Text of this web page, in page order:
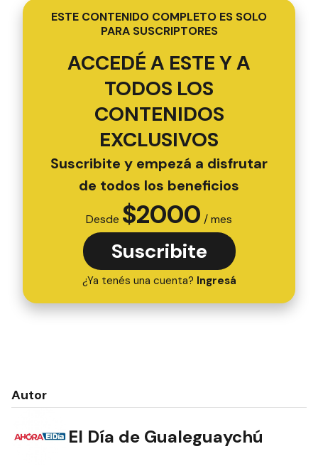
ESTE CONTENIDO COMPLETO ES SOLO
PARA SUSCRIPTORES
ACCEDÉ A ESTE Y A
TODOS LOS
CONTENIDOS
EXCLUSIVOS
Suscribite y empezá a disfrutar
de todos los beneficios
Desde $2000 / mes
Suscribite
¿Ya tenés una cuenta? Ingresá
Autor
El Día de Gualeguaychú